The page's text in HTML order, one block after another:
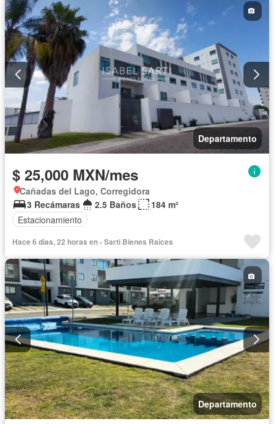
Zonas verdes
Despacho
Recámara con closet
Caseta de vigilancia
Sin amueblar
Departamento
$ 25,000 MXN/mes
Cañadas del Lago, Corregidora
3 Recámaras
2.5 Baños
184 m²
Estacionamiento
Hace 6 días, 22 horas en - Sarti Bienes Raíces
Departamento